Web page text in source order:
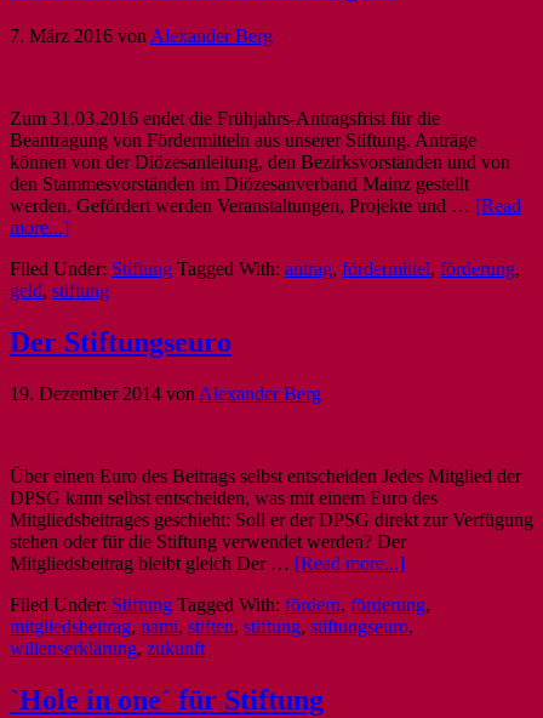
7. März 2016 vonAlexander Berg
Zum 31.03.2016 endet die Frühjahrs-Antragsfrist für die
Beantragung von Fördermitteln aus unserer Stiftung. Anträge
können von der Diözesanleitung, den Bezirksvorständen und von
den Stammesvorständen im Diözesanverband Mainz gestellt
werden. Gefördert werden Veranstaltungen, Projekte und … [Read
more...]
Filed Under: Stiftung Tagged With: antrag, fördermittel, förderung,
geld, stiftung
Der Stiftungseuro
19. Dezember 2014 von Alexander Berg
Über einen Euro des Beitrags selbst entscheiden Jedes Mitglied der
DPSG kann selbst entscheiden, was mit einem Euro des
Mitgliedsbeitrages geschieht: Soll er der DPSG direkt zur Verfügung
stehen oder für die Stiftung verwendet werden? Der
Mitgliedsbeitrag bleibt gleich Der … [Read more...]
Filed Under: Stiftung Tagged With: fördern, förderung,
mitgliedsbeitrag, nami, stiften, stiftung, stiftungseuro,
willenserklärung, zukunft
`Hole in one´ für Stiftung